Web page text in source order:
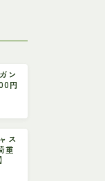
ン
円
ス
重